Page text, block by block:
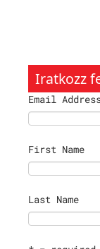
Iratkozz
Email
First Name
Last Name